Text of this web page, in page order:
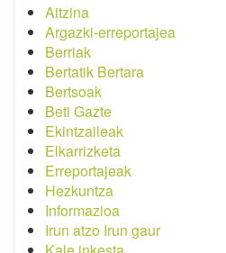
Aitzina
Argazki-erreportajea
Berriak
Bertatik Bertara
Bertsoak
Beti Gazte
Ekintzaileak
Elkarrizketa
Erreportajeak
Hezkuntza
Informazioa
Irun atzo Irun gaur